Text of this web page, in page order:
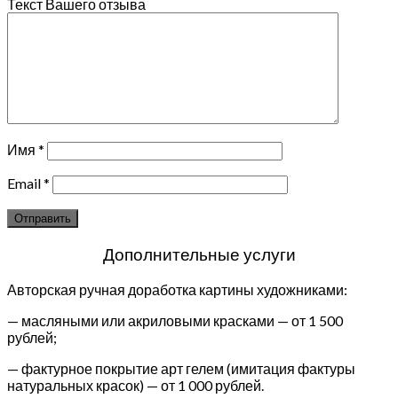
Текст Вашего отзыва
Имя *
Email*
Дополнительные услуги
Авторская ручная доработка картины художниками:
— масляными или акриловыми красками — от 1 500
рублей;
— фактурное покрытие арт гелем (имитация фактуры
натуральных красок) — от 1 000 рублей.